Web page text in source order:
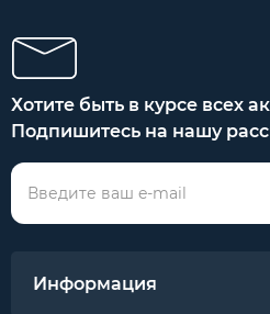
Хотите быть в курсе всех
Подпишитесь на нашу
Информация